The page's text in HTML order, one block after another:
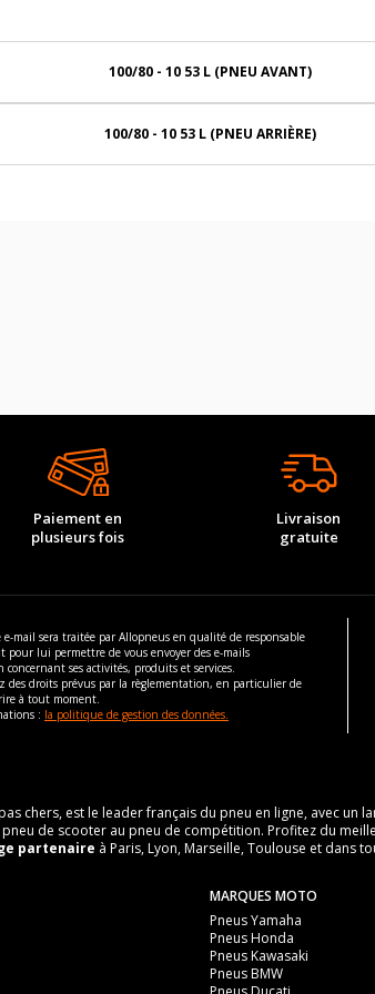
100/80 - 10 53 L (PNEU AVANT)
100/80 - 10 53 L (PNEU ARRIÈRE)
Paiement en
plusieurs fois
Livraison
gratuite
e-mail sera traitée par Allopneus en qualité de responsable
pour lui permettre de vous envoyer des e-mails
ses activités, produits et services.
des droits prévus par la règlementation, en particulier de
à tout moment.
: la politique de gestion des données.
chers, est le leader français du pneu en ligne, avec un
de scooter au pneu de compétition. Profitez du
partenaire à Paris, Lyon, Marseille, Toulouse et dans
MARQUES MOTO
Pneus Yamaha
Pneus Honda
Pneus Kawasaki
Pneus BMW